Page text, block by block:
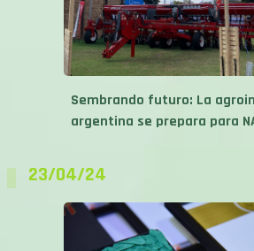
Sembrando futuro: La
argentina se prepara para
23/04/24